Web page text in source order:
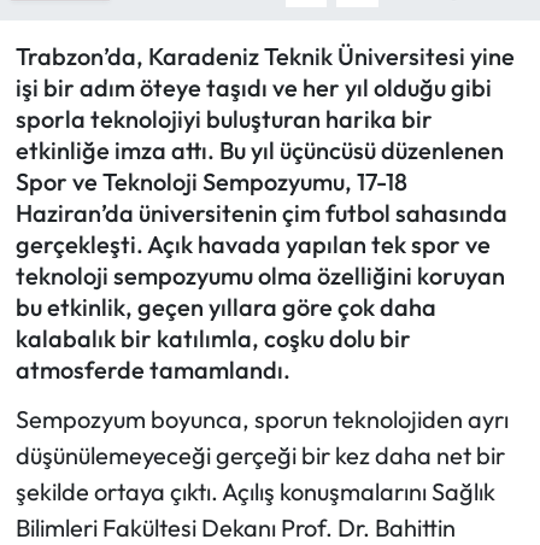
Trabzon’da, Karadeniz Teknik Üniversitesi yine
işi bir adım öteye taşıdı ve her yıl olduğu gibi
sporla teknolojiyi buluşturan harika bir
etkinliğe imza attı. Bu yıl üçüncüsü düzenlenen
Spor ve Teknoloji Sempozyumu, 17-18
Haziran’da üniversitenin çim futbol sahasında
gerçekleşti. Açık havada yapılan tek spor ve
teknoloji sempozyumu olma özelliğini koruyan
bu etkinlik, geçen yıllara göre çok daha
kalabalık bir katılımla, coşku dolu bir
atmosferde tamamlandı.
Sempozyum boyunca, sporun teknolojiden ayrı
düşünülemeyeceği gerçeği bir kez daha net bir
şekilde ortaya çıktı. Açılış konuşmalarını Sağlık
Bilimleri Fakültesi Dekanı Prof. Dr. Bahittin
BIK
ASTROLOJİ
Spor Yazıları
Mektup Galeri
Ekonomi
Turizm
Teknoloji